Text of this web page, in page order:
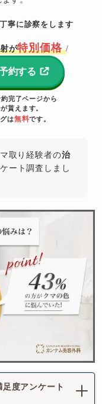
寧に診察をします
が特別価格 /
約する
完了ページから
貰えます。
は無料です。
取り経験者の治
ート調査しまし
度アンケート